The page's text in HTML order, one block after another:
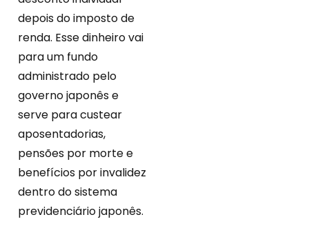
depois do imposto de
renda. Esse dinheiro vai
para um fundo
administrado pelo
governo japonês e
serve para custear
aposentadorias,
pensões por morte e
benefícios por invalidez
dentro do sistema
previdenciário japonês.